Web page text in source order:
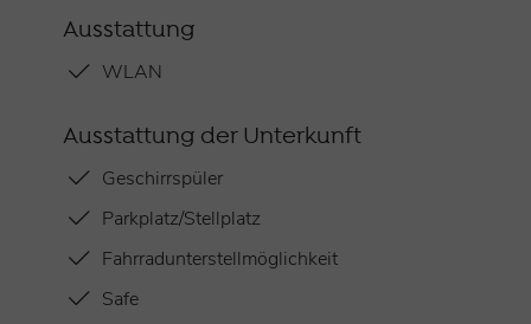
Ausstattung
WLAN
Ausstattung der Unterkunft
Geschirrspüler
Parkplatz/Stellplatz
Fahrradunterstellmöglichkeit
Safe